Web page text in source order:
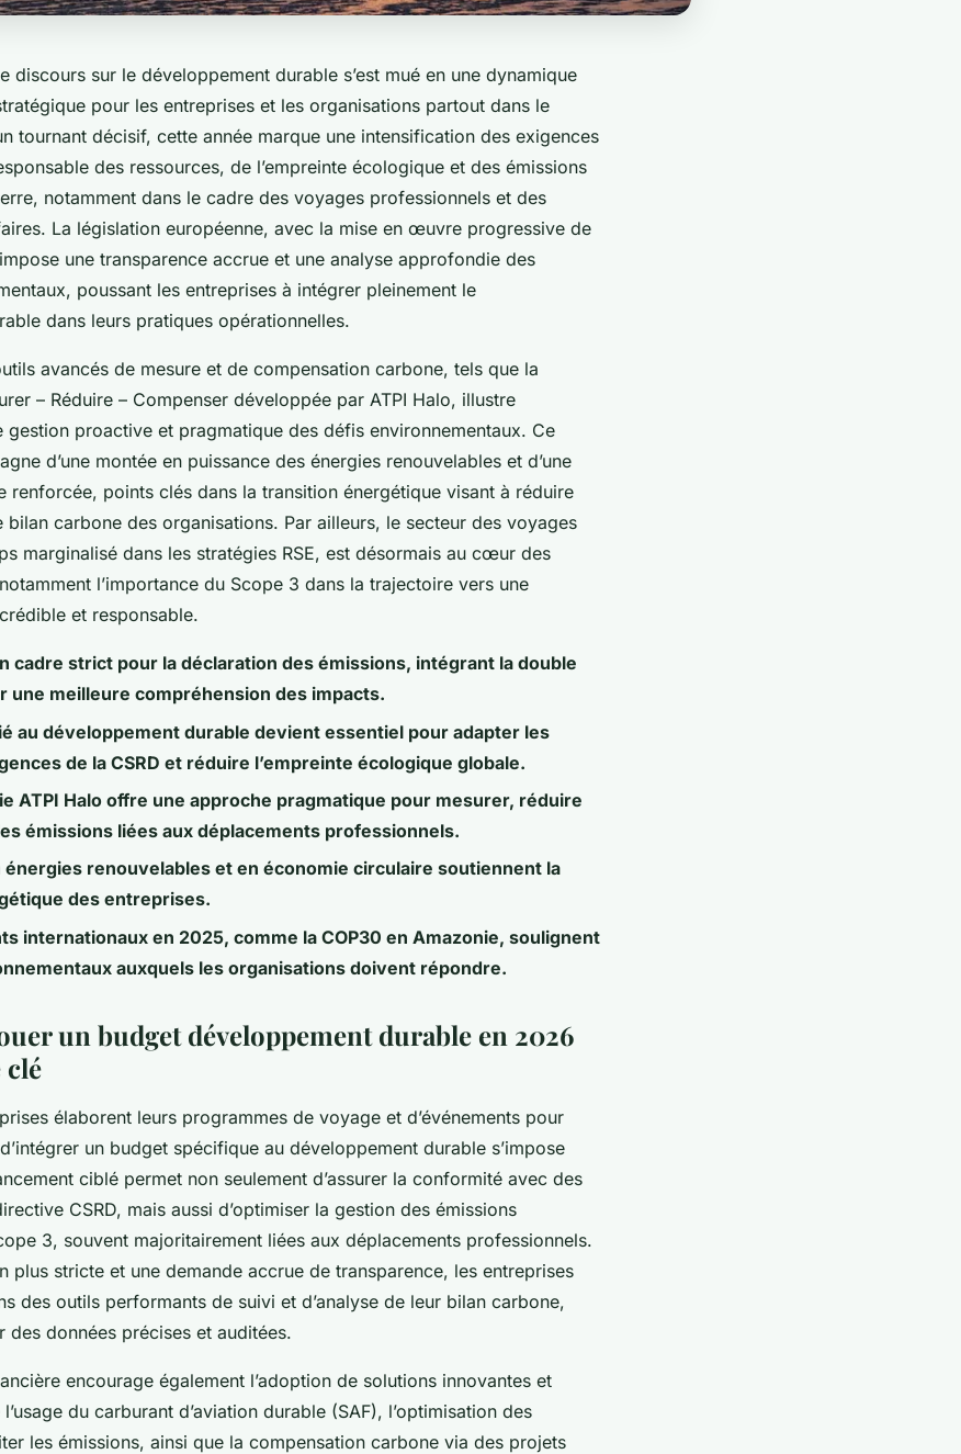
discours sur le développement durable s’est mué en une dynamique
pour les entreprises et les organisations partout dans le
tournant décisif, cette année marque une intensification des exigences
des ressources, de l’empreinte écologique et des émissions
notamment dans le cadre des voyages professionnels et des
La législation européenne, avec la mise en œuvre progressive de
une transparence accrue et une analyse approfondie des
poussant les entreprises à intégrer pleinement le
dans leurs pratiques opérationnelles.
avancés de mesure et de compensation carbone, tels que la
– Réduire – Compenser développée par ATPI Halo, illustre
gestion proactive et pragmatique des défis environnementaux. Ce
d’une montée en puissance des énergies renouvelables et d’une
renforcée, points clés dans la transition énergétique visant à réduire
bilan carbone des organisations. Par ailleurs, le secteur des voyages
marginalisé dans les stratégies RSE, est désormais au cœur des
l’importance du Scope 3 dans la trajectoire vers une
et responsable.
cadre strict pour la déclaration des émissions, intégrant la double
une meilleure compréhension des impacts.
au développement durable devient essentiel pour adapter les
de la CSRD et réduire l’empreinte écologique globale.
ATPI Halo offre une approche pragmatique pour mesurer, réduire
émissions liées aux déplacements professionnels.
énergies renouvelables et en économie circulaire soutiennent la
des entreprises.
internationaux en 2025, comme la COP30 en Amazonie, soulignent
auxquels les organisations doivent répondre.
un budget développement durable en 2026
clé
élaborent leurs programmes de voyage et d’événements pour
un budget spécifique au développement durable s’impose
ciblé permet non seulement d’assurer la conformité avec des
CSRD, mais aussi d’optimiser la gestion des émissions
3, souvent majoritairement liées aux déplacements professionnels.
plus stricte et une demande accrue de transparence, les entreprises
des outils performants de suivi et d’analyse de leur bilan carbone,
des données précises et auditées.
encourage également l’adoption de solutions innovantes et
du carburant d’aviation durable (SAF), l’optimisation des
les émissions, ainsi que la compensation carbone via des projets